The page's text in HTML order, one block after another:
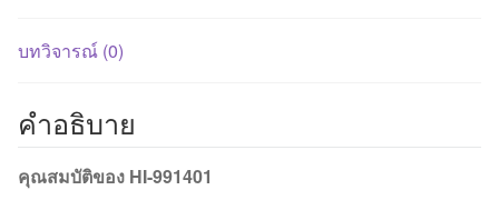
บทวิจารณ์ (0)
คำอธิบาย
คุณสมบัติของ HI-991401